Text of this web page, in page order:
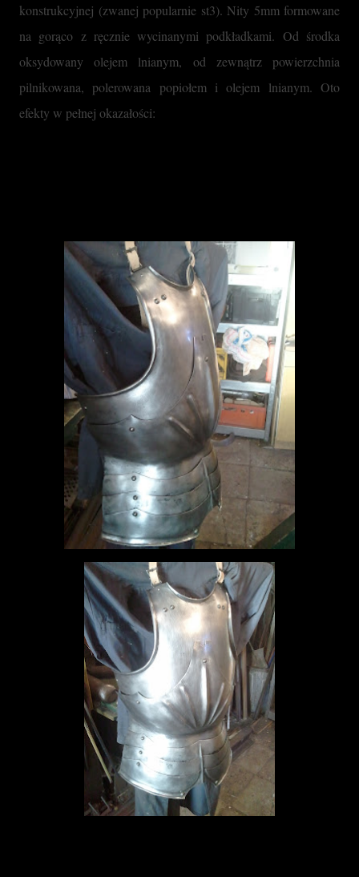
konstrukcyjnej (zwanej popularnie st3). Nity 5mm formowane
na gorąco z ręcznie wycinanymi podkładkami. Od środka
oksydowany olejem lnianym, od zewnątrz powierzchnia
pilnikowana, polerowana popiołem i olejem lnianym. Oto
efekty w pełnej okazałości: